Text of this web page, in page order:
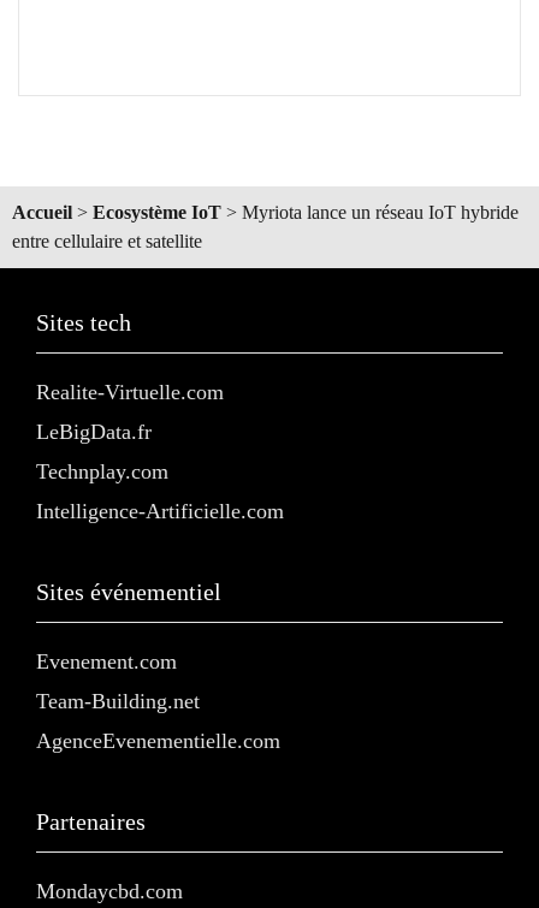
Accueil > Ecosystème IoT > Myriota lance un réseau IoT hybride
entre cellulaire et satellite
Sites tech
Realite-Virtuelle.com
LeBigData.fr
Technplay.com
Intelligence-Artificielle.com
Sites événementiel
Evenement.com
Team-Building.net
AgenceEvenementielle.com
Partenaires
Mondaycbd.com